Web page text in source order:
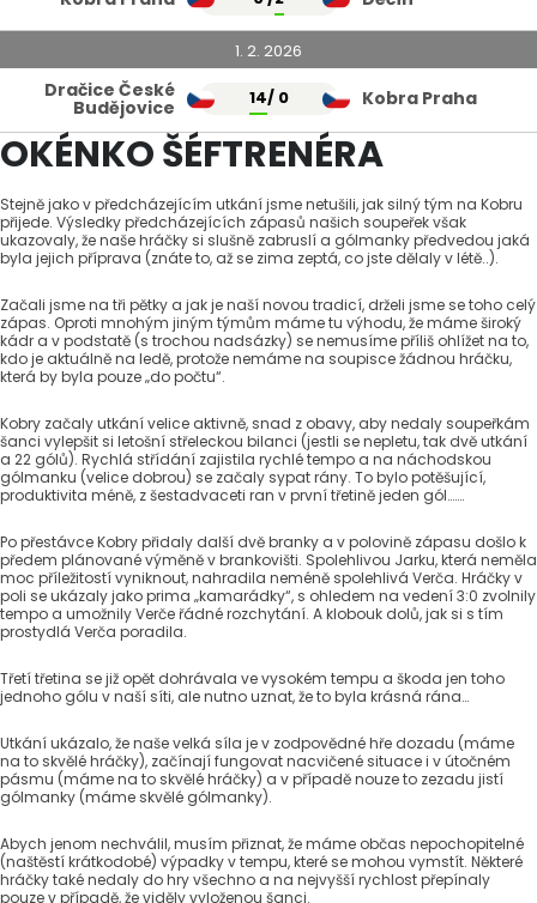
1. 2. 2026
Dračice České
Budějovice 14/ 0 Kobra Praha
OKÉNKO ŠÉFTRENÉRA
Stejně jako v předcházejícím utkání jsme netušili, jak silný tým na Kobru
přijede. Výsledky předcházejících zápasů našich soupeřek však
ukazovaly, že naše hráčky si slušně zabruslí a gólmanky předvedou jaká
byla jejich příprava (znáte to, až se zima zeptá, co jste dělaly v létě..).
Začali jsme na tři pětky a jak je naší novou tradicí, drželi jsme se toho celý
zápas. Oproti mnohým jiným týmům máme tu výhodu, že máme široký
kádr a v podstatě (s trochou nadsázky) se nemusíme příliš ohlížet na to,
kdo je aktuálně na ledě, protože nemáme na soupisce žádnou hráčku,
která by byla pouze „do počtu“.
Kobry začaly utkání velice aktivně, snad z obavy, aby nedaly soupeřkám
šanci vylepšit si letošní střeleckou bilanci (jestli se nepletu, tak dvě utkání
a 22 gólů). Rychlá střídání zajistila rychlé tempo a na náchodskou
gólmanku (velice dobrou) se začaly sypat rány. To bylo potěšující,
produktivita méně, z šestadvaceti ran v první třetině jeden gól…….
Po přestávce Kobry přidaly další dvě branky a v polovině zápasu došlo k
předem plánované výměně v brankovišti. Spolehlivou Jarku, která neměla
moc příležitostí vyniknout, nahradila neméně spolehlivá Verča. Hráčky v
poli se ukázaly jako prima „kamarádky“, s ohledem na vedení 3:0 zvolnily
tempo a umožnily Verče řádné rozchytání. A klobouk dolů, jak si s tím
prostydlá Verča poradila.
Třetí třetina se již opět dohrávala ve vysokém tempu a škoda jen toho
jednoho gólu v naší síti, ale nutno uznat, že to byla krásná rána…
Utkání ukázalo, že naše velká síla je v zodpovědné hře dozadu (máme
na to skvělé hráčky), začínají fungovat nacvičené situace i v útočném
pásmu (máme na to skvělé hráčky) a v případě nouze to zezadu jistí
gólmanky (máme skvělé gólmanky).
Abych jenom nechválil, musím přiznat, že máme občas nepochopitelné
(naštěstí krátkodobé) výpadky v tempu, které se mohou vymstít. Některé
hráčky také nedaly do hry všechno a na nejvyšší rychlost přepínaly
pouze v případě, že viděly vyloženou šanci.